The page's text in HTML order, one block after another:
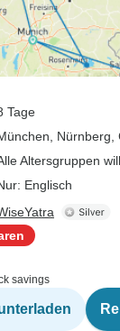
Tage
, Nürnberg
Altersgruppen
Englisch
savings